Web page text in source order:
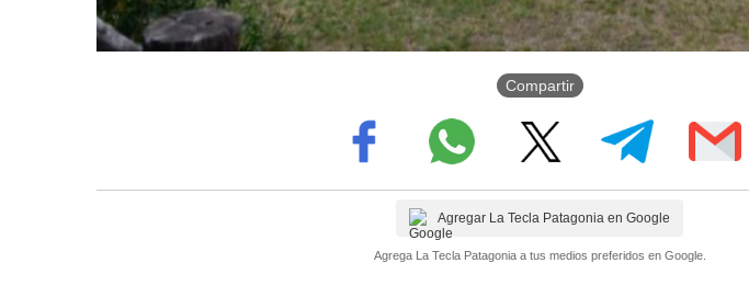
Compartir
Agregar La Tecla Patagonia en Google
Agrega La Tecla Patagonia a tus medios preferidos en Google.